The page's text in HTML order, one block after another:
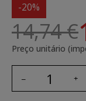
-20%
14,74 €
Preço unitário